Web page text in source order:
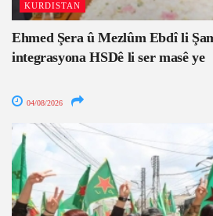
KURDISTAN
Ehmed Şera û Mezlûm Ebdî li
integrasyona HSDê li ser masê ye
04/08/2026